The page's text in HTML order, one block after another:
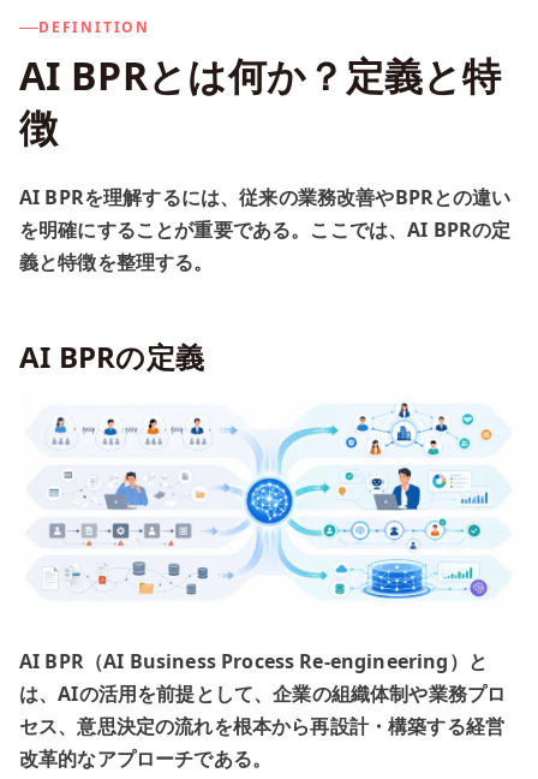
DEFINITION
AI BPRとは何か？定義と特
徴
AI BPRを理解するには、従来の業務改善やBPRとの違い
を明確にすることが重要である。ここでは、AI BPRの定
義と特徴を整理する。
AI BPRの定義
AI BPR（AI Business Process Re-engineering）と
は、AIの活用を前提として、企業の組織体制や業務プロ
セス、意思決定の流れを根本から再設計・構築する経営
改革的なアプローチである。